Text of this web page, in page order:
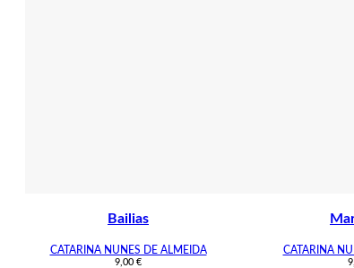
Bailias
CATARINA NUNES DE ALMEIDA
9,00 €
CATARINA